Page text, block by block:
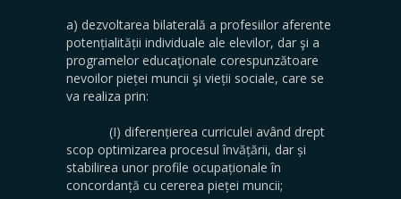
a) dezvoltarea bilaterală a profesiilor aferente
potențialității individuale ale elevilor, dar şi a
programelor educaţionale corespunzătoare
nevoilor pieței muncii şi vieții sociale, care se
va realiza prin:
(I) diferențierea curriculei având drept
scop optimizarea procesul învățării, dar și
stabilirea unor profile ocupaționale în
concordanță cu cererea pieței muncii;